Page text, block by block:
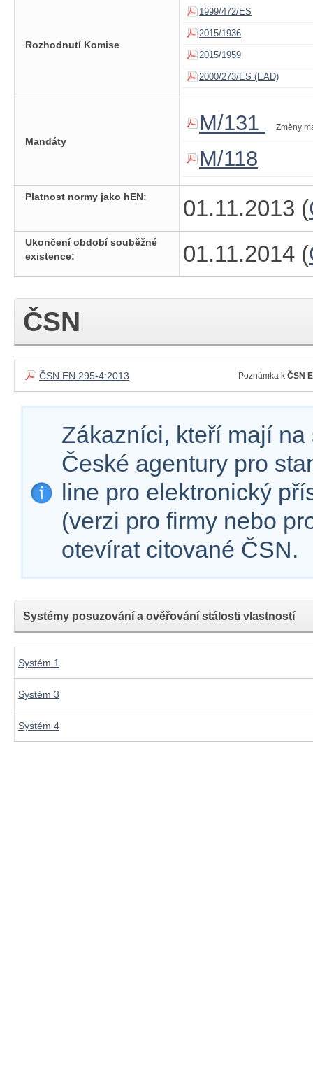
Rozhodnutí Komise
1999/472/ES
2015/1936
2015/1959
2000/273/ES (EAD)
Mandáty
M/131 Změny
M/118
Platnost normy jako hEN: 01.11.2013 (
Ukončení období souběžné
existence:
01.11.2014 (
ČSN
ČSN EN 295-4:2013 Poznámka k ČSN
Zákazníci, kteří mají
České agentury pro
line pro elektronický
(verzi pro firmy nebo
otevírat citované ČSN.
Systémy posuzování a ověřování stálosti vlastností
Systém 1
Systém 3
Systém 4